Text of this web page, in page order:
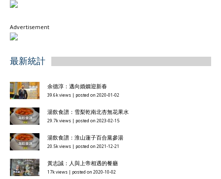
Advertisement
最新統計
余德淳：邁向婚姻迎新春
39.6k views | posted on 2020-01-02
湯飲食譜：雪梨乾南北杏無花果水
29.7k views | posted on 2023-02-15
湯飲食譜：淮山蓮子百合黨參湯
20.5k views | posted on 2021-12-21
黃志誠：人與上帝相遇的餐廳
17k views | posted on 2020-10-02